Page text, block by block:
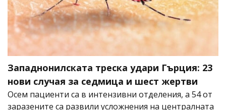
Западнонилската треска удари Гърция: 23
нови случая за седмица и шест жертви
Осем пациенти са в интензивни отделения, а 54 от
заразените са развили усложнения на централната